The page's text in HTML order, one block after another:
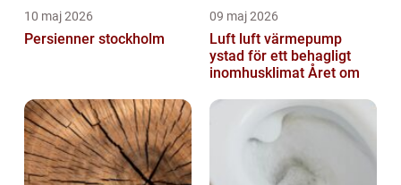
10 maj 2026
Persienner stockholm
09 maj 2026
Luft luft värmepump
ystad för ett behagligt
inomhusklimat Året om